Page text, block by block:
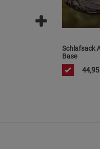
Schlafsack
Base
44,95